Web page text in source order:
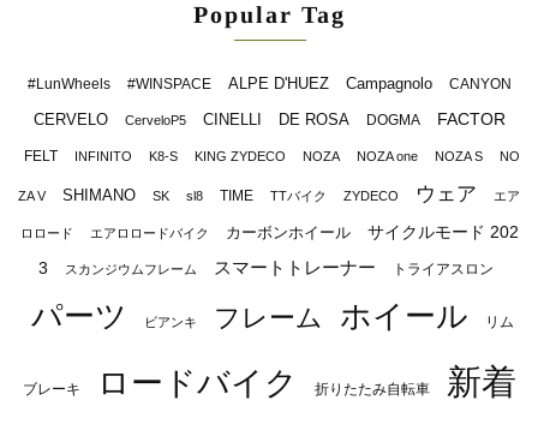
Popular Tag
#LunWheels #WINSPACE ALPE D'HUEZ Campagnolo CANYON
CERVELO CerveloP5 CINELLI DE ROSA DOGMA FACTOR
FELT INFINITO K8-S KING ZYDECO NOZA NOZA one NOZA S NO
ZA V SHIMANO SK sl8 TIME TTバイク ZYDECO ウェア エア
ロロード エアロロードバイク カーボンホイール
サイクルモード 202
3
スカンジウムフレーム スマートトレーナー トライアスロン
パーツ ビアンキ フレーム ホイール リム
ブレーキ ロードバイク 折りたたみ自転車
新着